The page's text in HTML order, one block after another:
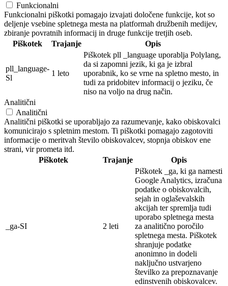
Funkcionalni
Funkcionalni piškotki pomagajo izvajati določene funkcije, kot so
deljenje vsebine spletnega mesta na platformah družbenih medijev,
zbiranje povratnih informacij in druge funkcije tretjih oseb.
Piškotek
Trajanje Opis
pll_language-
Sl
1 leto
Piškotek pll _language uporablja Polylang,
da si zapomni jezik, ki ga je izbral
uporabnik, ko se vrne na spletno mesto, in
tudi za pridobitev informacij o jeziku, če
niso na voljo na drug način.
Analitični
Analitični
Analitični piškotki se uporabljajo za razumevanje, kako obiskovalci
komunicirajo s spletnim mestom. Ti piškotki pomagajo zagotoviti
informacije o meritvah število obiskovalcev, stopnja obiskov ene
strani, vir prometa itd.
Piškotek
Trajanje Opis
_ga-SI 2 leti
Piškotek _ga, ki ga namesti
Google Analytics, izračuna
podatke o obiskovalcih,
sejah in oglaševalskih
akcijah ter spremlja tudi
uporabo spletnega mesta
za analitično poročilo
spletnega mesta. Piškotek
shranjuje podatke
anonimno in dodeli
naključno ustvarjeno
številko za prepoznavanje
edinstvenih obiskovalcev.